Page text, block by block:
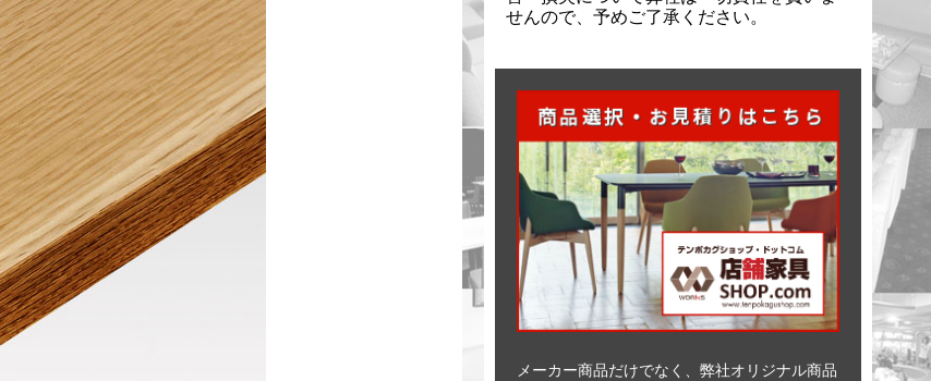
せんので、予めご了承ください。
メーカー商品だけでなく、弊社オリジナル商品